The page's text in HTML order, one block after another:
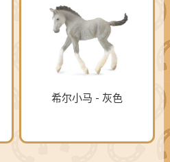
希尔小马 - 灰色